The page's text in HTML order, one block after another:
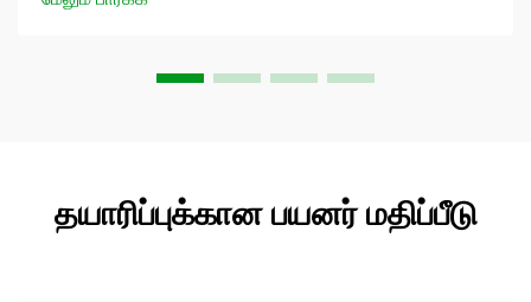
தயாரிப்புக்கான பயனர் மதிப்பீடு